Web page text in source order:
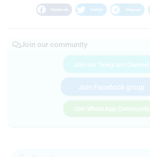
Facebook Twitter Telegram
Join our community
Join our Telegram Channel
Join Facebook group
Join WhatsApp Community